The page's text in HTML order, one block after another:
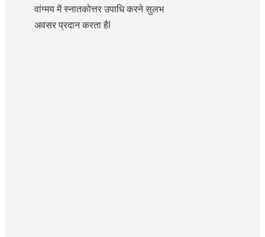
वांग्मय में स्नातकोत्तर उपाधि करने सुलभ
अवसर प्रदान करता हैl